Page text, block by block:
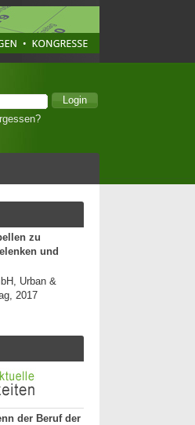
zu
und
Urban &
2017
der Beruf der